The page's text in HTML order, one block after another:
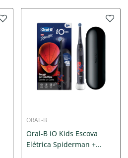
ORAL-B
Oral-B iO Kids Escova
Elétrica Spiderman +...